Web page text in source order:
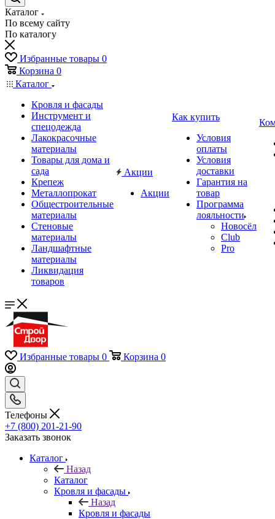
Каталог
По всему сайту
По каталогу
Избранные товары 0
Корзина 0
Каталог
Кровля и фасады
Инструмент и
спецодежда
Лакокрасочные
материалы
Товары для дома и
сада
Крепеж
Металлопрокат
Общестроительные
материалы
Стеновые
материалы
Ландшафтные
материалы
Ликвидация
товаров
Акции
Акции
Как купить
Условия
оплаты
Условия
доставки
Гарантия на
товар
Программа
лояльности
Новосёл
Club
Pro
Избранные товары 0 Корзина 0
Телефоны
+7 (800) 201-21-90
Заказать звонок
Каталог
Назад
Каталог
Кровля и фасады
Назад
Кровля и фасады